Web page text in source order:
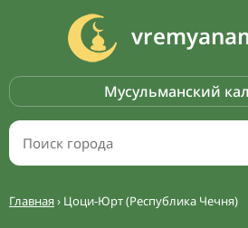
Мусульманский
Главная› Цоци-Юрт (Республика Чечня)